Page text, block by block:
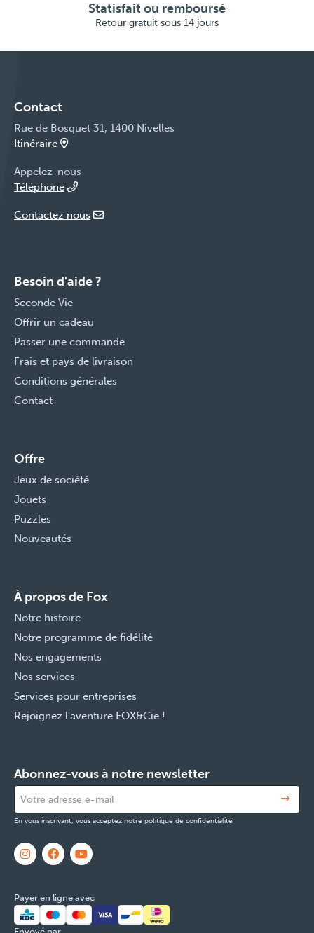
Statisfait ou remboursé
Retour gratuit sous 14 jours
Contact
Rue de Bosquet 31, 1400 Nivelles
Itinéraire
Appelez-nous
Téléphone
Contactez nous
Besoin d'aide ?
Seconde Vie
Offrir un cadeau
Passer une commande
Frais et pays de livraison
Conditions générales
Contact
Offre
Jeux de société
Jouets
Puzzles
Nouveautés
À propos de Fox
Notre histoire
Notre programme de fidélité
Nos engagements
Nos services
Services pour entreprises
Rejoignez l'aventure FOX&Cie !
Abonnez-vous à notre newsletter
En vous inscrivant, vous acceptez notre politique de confidentialité
Payer en ligne avec